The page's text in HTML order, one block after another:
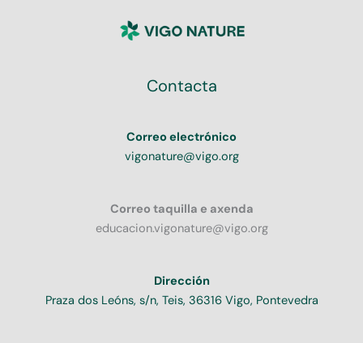
Contacta
Correo electrónico
vigonature@vigo.org
Correo taquilla e axenda
educacion.vigonature@vigo.org
Dirección
Praza dos Leóns, s/n, Teis, 36316 Vigo, Pontevedra